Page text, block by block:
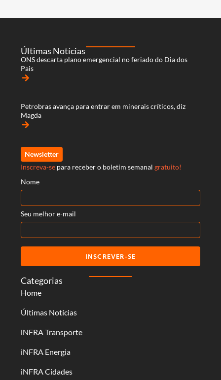
Categorias
Home
Últimas Notícias
iNFRA Transporte
iNFRA Energia
iNFRA Cidades
Últimas Notícias
ONS descarta plano emergencial no feriado do Dia dos
Pais
arrow_forward
Petrobras avança para entrar em minerais críticos, diz
Magda
arrow_forward
Newsletter
Inscreva-se para receber o boletim semanal gratuito!
Nome
Seu melhor e-mail
INSCREVER-SE